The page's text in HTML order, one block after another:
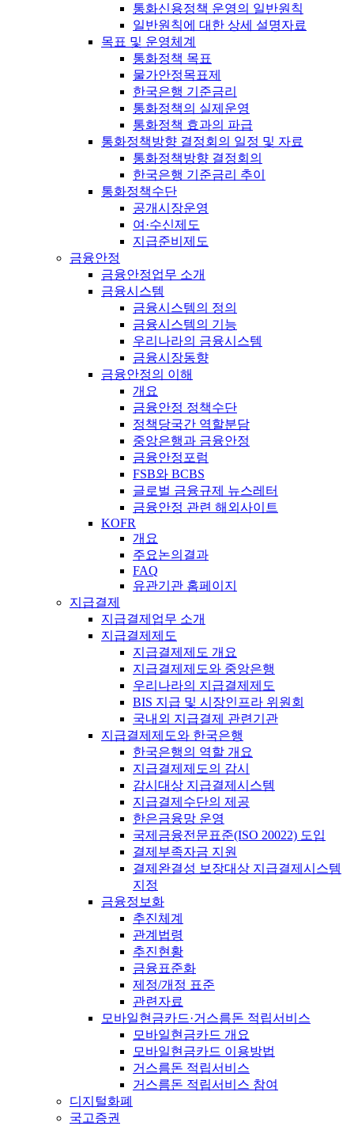
통화신용정책 운영의 일반원칙
일반원칙에 대한 상세 설명자료
목표 및 운영체계
통화정책 목표
물가안정목표제
한국은행 기준금리
통화정책의 실제운영
통화정책 효과의 파급
통화정책방향 결정회의 일정 및 자료
통화정책방향 결정회의
한국은행 기준금리 추이
통화정책수단
공개시장운영
여·수신제도
지급준비제도
금융안정
금융안정업무 소개
금융시스템
금융시스템의 정의
금융시스템의 기능
우리나라의 금융시스템
금융시장동향
금융안정의 이해
개요
금융안정 정책수단
정책당국간 역할분담
중앙은행과 금융안정
금융안정포럼
FSB와 BCBS
글로벌 금융규제 뉴스레터
금융안정 관련 해외사이트
KOFR
개요
주요논의결과
FAQ
유관기관 홈페이지
지급결제
지급결제업무 소개
지급결제제도
지급결제제도 개요
지급결제제도와 중앙은행
우리나라의 지급결제제도
BIS 지급 및 시장인프라 위원회
국내외 지급결제 관련기관
지급결제제도와 한국은행
한국은행의 역할 개요
지급결제제도의 감시
감시대상 지급결제시스템
지급결제수단의 제공
한은금융망 운영
국제금융전문표준(ISO 20022) 도입
결제부족자금 지원
결제완결성 보장대상 지급결제시스템
지정
금융정보화
추진체계
관계법령
추진현황
금융표준화
제정/개정 표준
관련자료
모바일현금카드·거스름돈 적립서비스
모바일현금카드 개요
모바일현금카드 이용방법
거스름돈 적립서비스
거스름돈 적립서비스 참여
디지털화폐
국고증권